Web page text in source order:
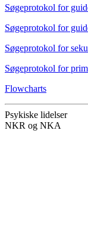
Søgeprotokol for
Søgeprotokol for
Søgeprotokol for
Søgeprotokol for
Flowcharts
Psykiske lidelser
NKR og NKA